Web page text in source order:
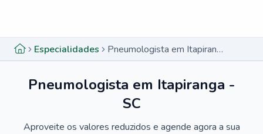
Especialidades Pneumologista em Itapiranga - SC
Pneumologista em Itapiranga -
SC
Aproveite os valores reduzidos e agende agora a sua